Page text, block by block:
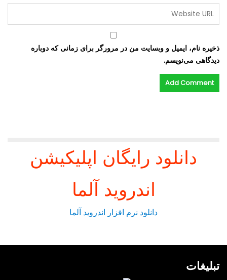
ذخیره نام، ایمیل و وبسایت من در مرورگر برای زمانی که دوباره
دیدگاهی می‌نویسم.
دانلود رایگان اپلیکیشن
اندروید آلما
دانلود نرم افزار اندروید آلما
تبلیغات